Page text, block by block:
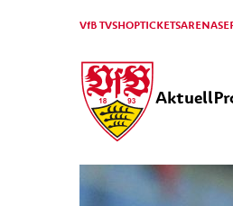
VfB TVSHOPTICKETSARENA
Aktuell